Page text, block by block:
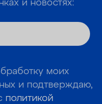
и новостях:
моих
и подтверждаю,
политикой